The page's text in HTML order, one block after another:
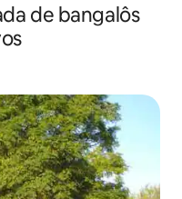
de bangalôs
hóspedes